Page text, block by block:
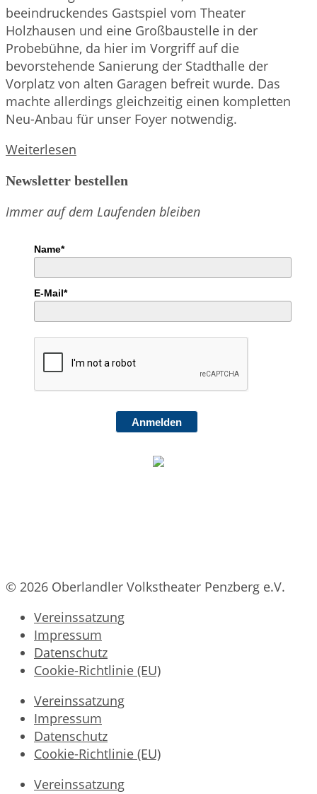
beeindruckendes Gastspiel vom Theater
Holzhausen und eine Großbaustelle in der
Probebühne, da hier im Vorgriff auf die
bevorstehende Sanierung der Stadthalle der
Vorplatz von alten Garagen befreit wurde. Das
machte allerdings gleichzeitig einen kompletten
Neu-Anbau für unser Foyer notwendig.
Weiterlesen
im
2008
Newsletter bestellen
Immer auf dem Laufenden bleiben
Name*
E-Mail*
Anmelden
© 2026 Oberlandler Volkstheater Penzberg e.V.
Vereinssatzung
Impressum
Datenschutz
Cookie-Richtlinie (EU)
Vereinssatzung
Impressum
Datenschutz
Cookie-Richtlinie (EU)
Vereinssatzung